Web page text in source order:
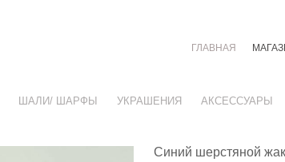
ГЛАВНАЯ
ШАЛИ/ ШАРФЫ УКРАШЕНИЯ АКСЕССУАРЫ
Синий шерстяной